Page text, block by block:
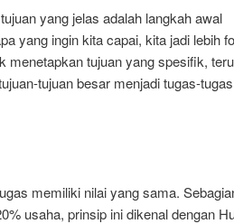
yang jelas adalah langkah awal
yang ingin kita capai, kita jadi lebih
menetapkan tujuan yang spesifik,
tujuan besar menjadi tugas-tugas
memiliki nilai yang sama.
usaha, prinsip ini dikenal dengan